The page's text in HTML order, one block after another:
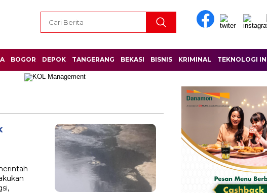
BOGOR DEPOK TANGERANG BEKASI BISNIS KRIMINAL TEKNOLOGI